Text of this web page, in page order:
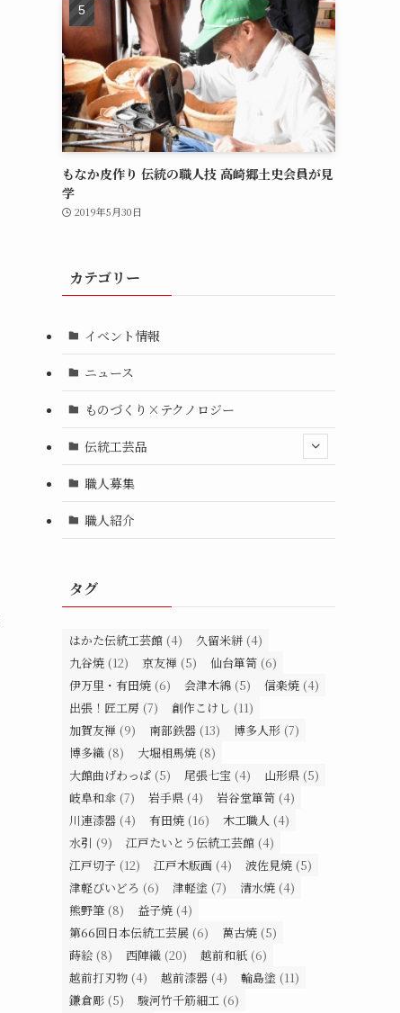
もなか皮作り 伝統の職人技 高崎郷土史会員が見
学
2019年5月30日
カテゴリー
イベント情報
ニュース
ものづくり×テクノロジー
伝統工芸品
職人募集
職人紹介
タグ
はかた伝統工芸館 (4) 久留米絣 (4)
九谷焼 (12) 京友禅 (5) 仙台箪笥 (6)
伊万里・有田焼 (6) 会津木綿 (5) 信楽焼 (4)
出張！匠工房 (7) 創作こけし (11)
加賀友禅 (9) 南部鉄器 (13) 博多人形 (7)
博多織 (8) 大堀相馬焼 (8)
大館曲げわっぱ (5) 尾張七宝 (4) 山形県 (5)
岐阜和傘 (7) 岩手県 (4) 岩谷堂箪笥 (4)
川連漆器 (4) 有田焼 (16) 木工職人 (4)
水引 (9) 江戸たいとう伝統工芸館 (4)
江戸切子 (12) 江戸木版画 (4) 波佐見焼 (5)
津軽びいどろ (6) 津軽塗 (7) 清水焼 (4)
熊野筆 (8) 益子焼 (4)
第66回日本伝統工芸展 (6) 萬古焼 (5)
蒔絵 (8) 西陣織 (20) 越前和紙 (6)
越前打刃物 (4) 越前漆器 (4) 輪島塗 (11)
鎌倉彫 (5) 駿河竹千筋細工 (6)